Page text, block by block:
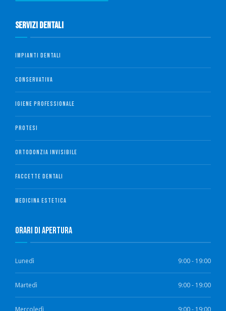
Servizi Dentali
IMPIANTI DENTALI
CONSERVATIVA
IGIENE PROFESSIONALE
PROTESI
ORTODONZIA INVISIBILE
FACCETTE DENTALI
MEDICINA ESTETICA
Orari di Apertura
Lunedì 9:00 - 19:00
Martedì 9:00 - 19:00
Mercoledì 9:00 - 19:00